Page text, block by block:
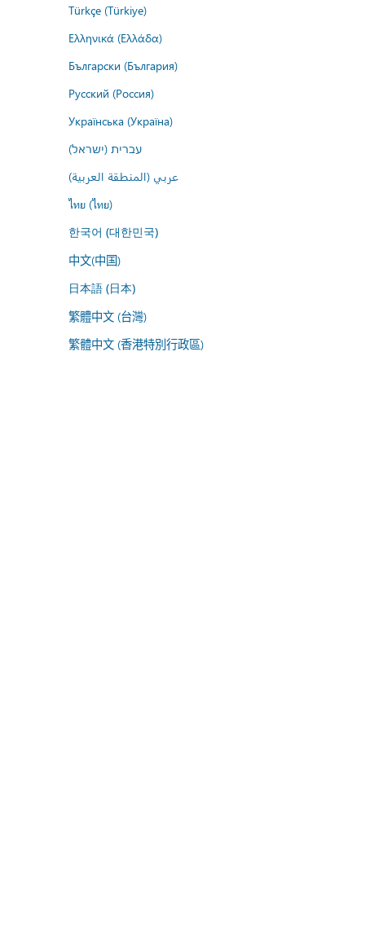
Türkçe (Türkiye)
Ελληνικά (Ελλάδα)
Български (България)
Русский (Россия)
Українська (Україна)
עברית (ישראל)
عربي (المنطقة العربية)
ไทย (ไทย)
한국어 (대한민국)
中文(中国)
日本語 (日本)
繁體中文 (台灣)
繁體中文 (香港特別行政區)